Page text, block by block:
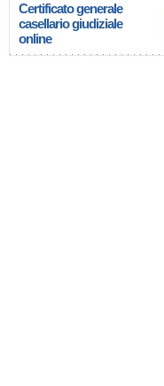
Certificato generale
casellario giudiziale
online